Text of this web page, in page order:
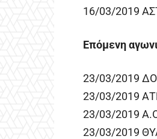
16/03/2019
Επόμενη
23/03/2019
23/03/2019
23/03/2019
23/03/2019